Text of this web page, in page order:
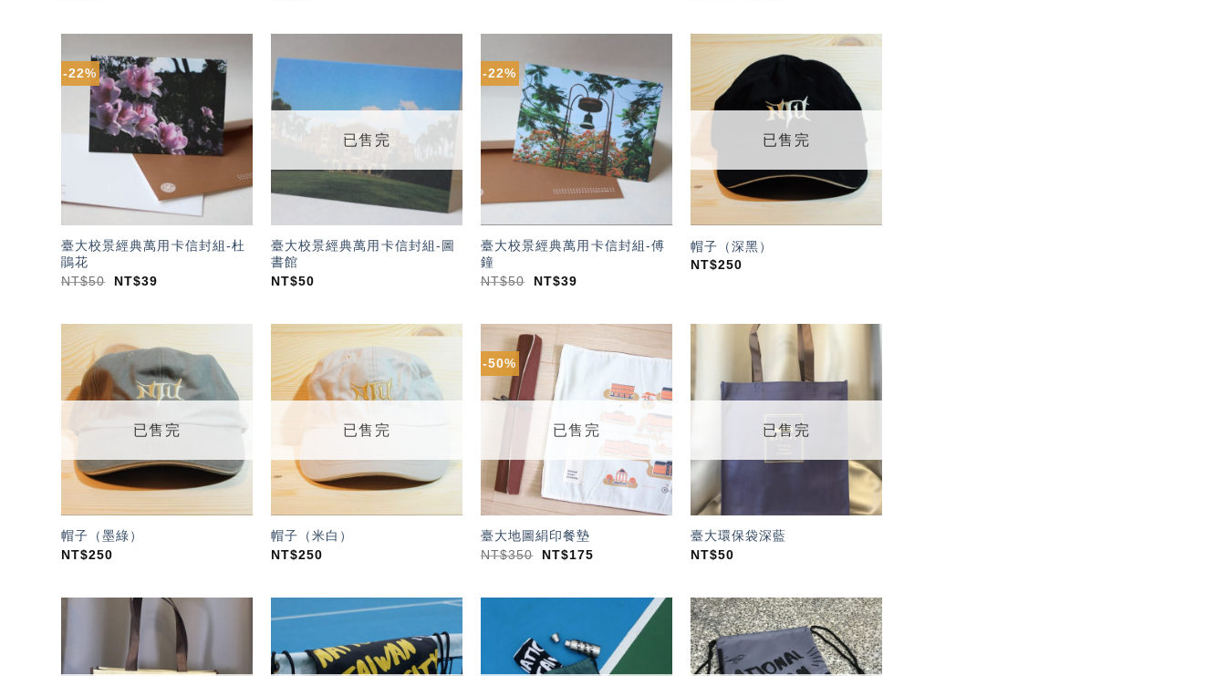
-22%
加入
「願
望輕
單」
臺大校景經典萬用卡信封組-杜
鵑花
NT$50 NT$39
望輕
已售完
臺大校景經典萬用卡信封組-圖
書館
NT$50
-22%
加入
「願
望輕
單」
臺大校景經典萬用卡信封組-傅
鐘
NT$50 NT$39
加入
「願
望輕
單」
已售完
帽子（深黑）
NT$250
加入
「願
望輕
已售完
帽子（墨綠）
NT$250
加入
望輕
已售完
帽子（米白）
NT$250
-50%
望輕
單」
已售完
臺大地圖絹印餐墊
NT$350 NT$175
「願
望輕
已售完
臺大環保袋深藍
NT$50
望輕
加入
「願
望輕
望輕
加入
「願
望輕